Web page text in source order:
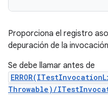
Proporciona el registro
depuración de la
Se debe llamar antes de
Throwable)/